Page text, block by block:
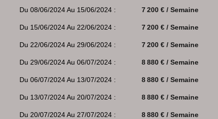
Du 08/06/2024 Au 15/06/2024 : 7 200 € / Semaine
Du 15/06/2024 Au 22/06/2024 : 7 200 € / Semaine
Du 22/06/2024 Au 29/06/2024 : 7 200 € / Semaine
Du 29/06/2024 Au 06/07/2024 : 8 880 € / Semaine
Du 06/07/2024 Au 13/07/2024 : 8 880 € / Semaine
Du 13/07/2024 Au 20/07/2024 : 8 880 € / Semaine
Du 20/07/2024 Au 27/07/2024 : 8 880 € / Semaine